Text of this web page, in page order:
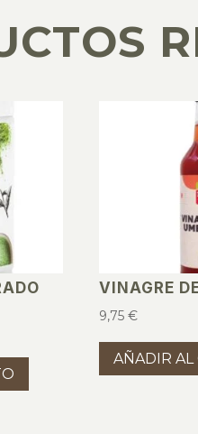
VINAGRE
9,75€
AÑADIR AL